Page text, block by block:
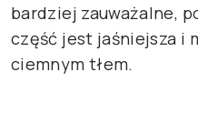
bardziej zauważalne,
część jest jaśniejsza i
ciemnym tłem.